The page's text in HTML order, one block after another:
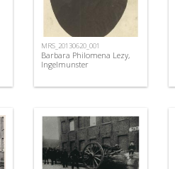
MRS_20130620_001
Barbara Philomena Lezy,
Ingelmunster